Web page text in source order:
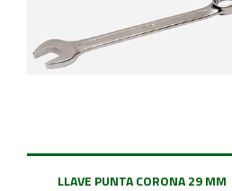
LLAVE PUNTA CORONA 29 MM